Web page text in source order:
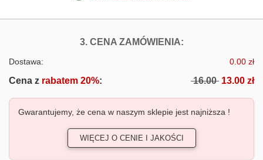
3. CENA ZAMÓWIENIA:FOTOTAPETY
Dostawa: 0.00 zł
Cena z rabatem 20%: 16.00 13.00 zł
Gwarantujemy, że cena w naszym sklepie jest najniższa !
WIĘCEJ O CENIE I JAKOŚCI